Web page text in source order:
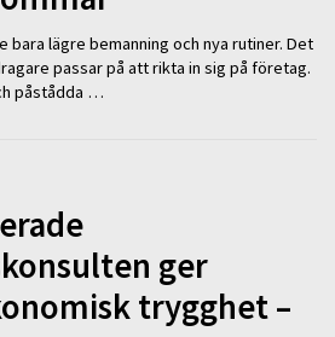
lägre bemanning och nya rutiner. Det
passar på att rikta in sig på företag.
påstådda …
ger
trygghet –